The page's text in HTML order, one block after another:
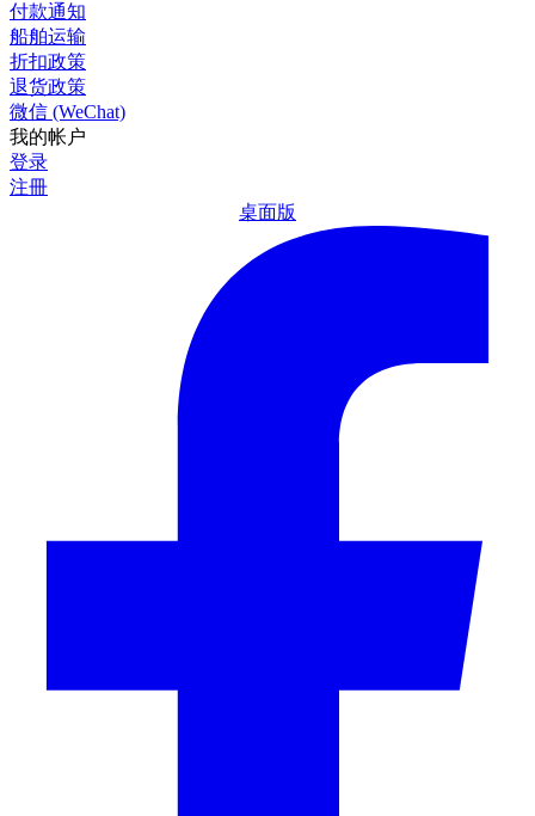
付款通知
船舶运输
折扣政策
退货政策
微信 (WeChat)
我的帐户
登录
注冊
桌面版